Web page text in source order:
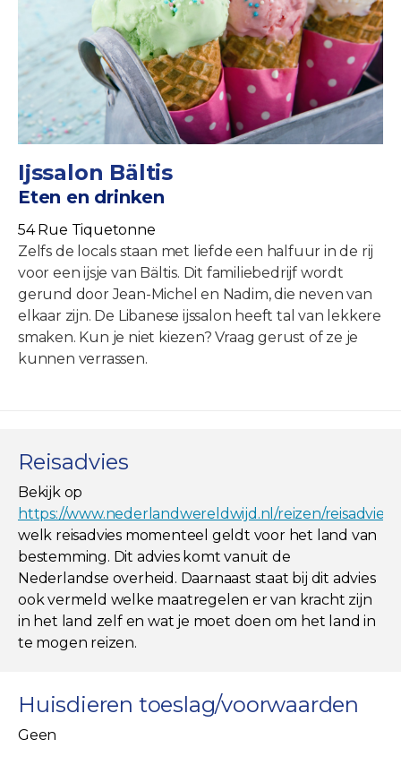
Ijssalon Bältis
Eten en drinken
54 Rue Tiquetonne
Zelfs de locals staan met liefde een halfuur in de rij
voor een ijsje van Bältis. Dit familiebedrijf wordt
gerund door Jean-Michel en Nadim, die neven van
elkaar zijn. De Libanese ijssalon heeft tal van lekkere
smaken. Kun je niet kiezen? Vraag gerust of ze je
kunnen verrassen.
Reisadvies
Bekijk op
https://www.nederlandwereldwijd.nl/reizen/
welk reisadvies momenteel geldt voor het land van
bestemming. Dit advies komt vanuit de
Nederlandse overheid. Daarnaast staat bij dit advies
ook vermeld welke maatregelen er van kracht zijn
in het land zelf en wat je moet doen om het land in
te mogen reizen.
Huisdieren toeslag/voorwaarden
Geen